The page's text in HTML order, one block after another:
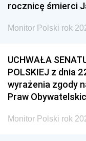
rocznicę śmierci
Monitor Polski rok
UCHWAŁA
POLSKIEJ z dnia
wyrażenia zgody
Praw
Monitor Polski rok